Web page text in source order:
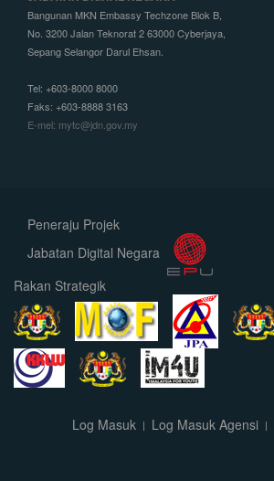
Bangunan MKN Embassy Techzone Blok B,
No. 3200 Jalan Teknorat 2 63000 Cyberjaya,
Sepang Selangor Darul Ehsan.
Tel: +603-8000 8000
Faks: +603-8888 3163
E-mel: mytc@jdn.gov.my
Peneraju Projek
Jabatan Digital Negara
Rakan Strategik
Log Masuk Log Masuk Agensi